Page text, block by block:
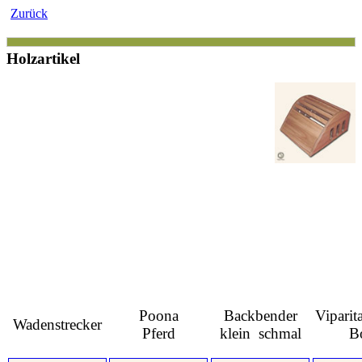
Zurück
Holzartikel
Wadenstrecker
Poona
Pferd
Backbender
klein schmal